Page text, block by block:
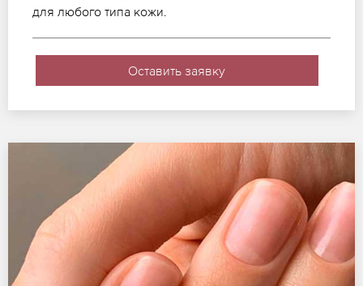
для любого типа кожи.
Оставить заявку